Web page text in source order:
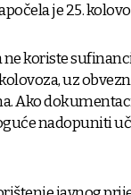
je 25.
koriste
uz
Ako
nadopuniti